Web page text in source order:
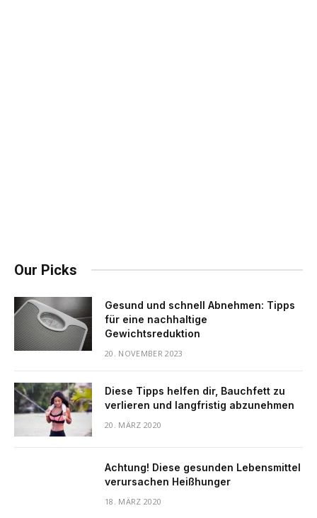
Our Picks
Gesund und schnell Abnehmen: Tipps
für eine nachhaltige
Gewichtsreduktion
20. NOVEMBER 2023
Diese Tipps helfen dir, Bauchfett zu
verlieren und langfristig abzunehmen
20. MÄRZ 2020
Achtung! Diese gesunden Lebensmittel
verursachen Heißhunger
18. MÄRZ 2020